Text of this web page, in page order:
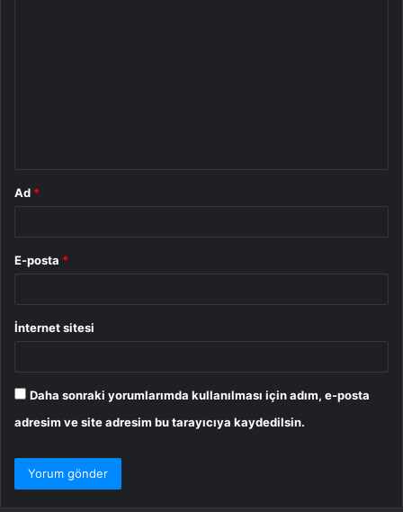
Ad *
E-posta *
İnternet sitesi
Daha sonraki yorumlarımda kullanılması için adım, e-posta
adresim ve site adresim bu tarayıcıya kaydedilsin.